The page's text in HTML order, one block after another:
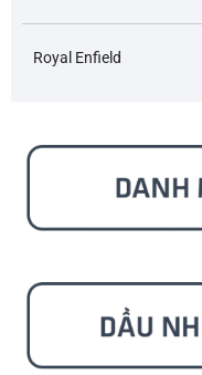
Royal Enfield